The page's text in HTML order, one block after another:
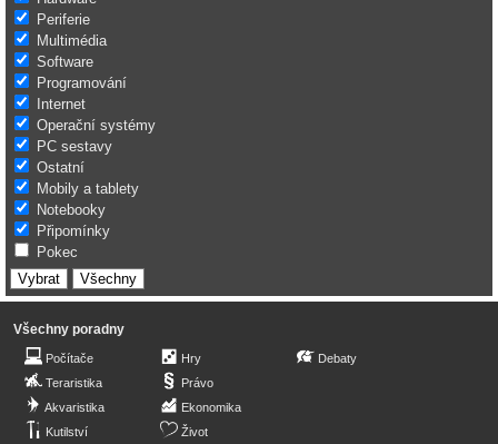
Periferie
Multimédia
Software
Programování
Internet
Operační systémy
PC sestavy
Ostatní
Mobily a tablety
Notebooky
Připomínky
Pokec
Všechny poradny
Počítače
Teraristika
Akvaristika
Kutilství
Hry
Právo
Ekonomika
Život
Debaty